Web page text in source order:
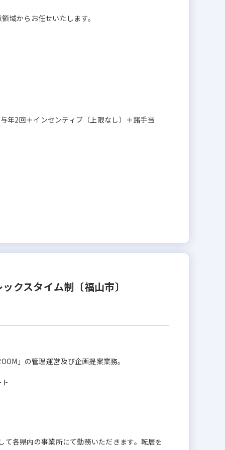
域からお任せいたします。
年2回＋インセンティブ（上限なし）＋諸手当
スタイム制〔福山市〕
」の管理運営及び企画提案業務。
各県内の事業所にて勤務いただきます。転居を